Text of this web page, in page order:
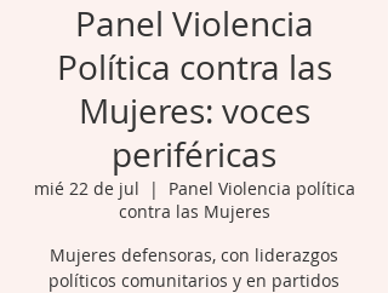
Panel Violencia
Política contra las
Mujeres: voces
periféricas
mié 22 de jul
  |
Panel Violencia política
contra las Mujeres
Mujeres defensoras, con liderazgos
políticos comunitarios y en partidos